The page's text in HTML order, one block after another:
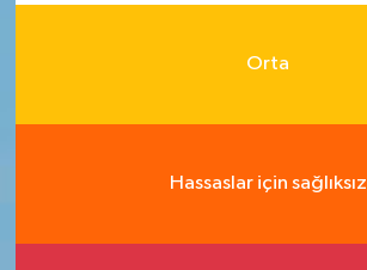
Orta
Hassaslar için sağlıksız